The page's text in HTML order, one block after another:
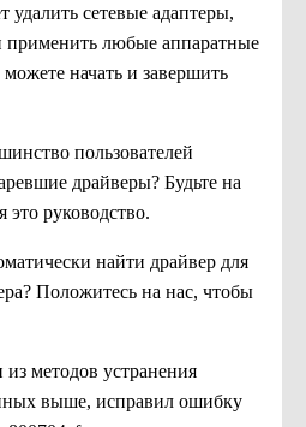
удалить сетевые адаптеры,
применить любые аппаратные
начать и завершить
пользователей
драйверы? Будьте на
это руководство.
найти драйвер для
Положитесь на нас, чтобы
методов устранения
выше, исправил ошибку